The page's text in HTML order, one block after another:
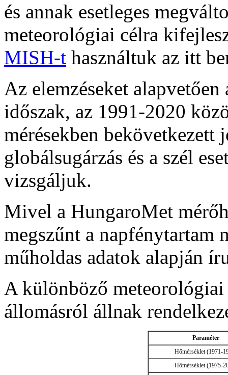
és annak esetleges
meteorológiai célra
MISH-t használtuk az itt
Az elemzéseket
időszak, az 1991-2020
mérésekben bekövetkezett
globálsugárzás és a szél
vizsgáljuk.
Mivel a HungaroMet
megszűnt a napfénytartam
műholdas adatok alapján
A különböző meteorológiai
állomásról állnak
Paraméter
Hőmérséklet (1971-
Hőmérséklet (1975-